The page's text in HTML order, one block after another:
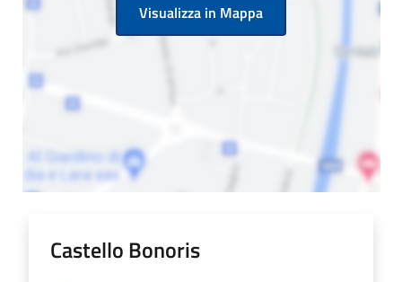
Visualizza in Mappa
Castello Bonoris